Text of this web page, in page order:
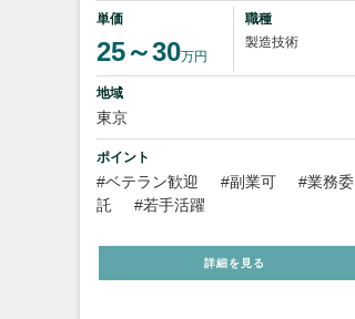
単価
25～30万円
職種
製造技術
地域
東京
ポイント
#ベテラン歓迎 #副業可
#業務委
託
#若手活躍
詳細を見る